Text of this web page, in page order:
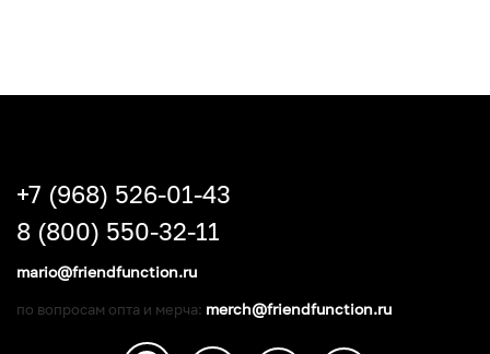
+7 (968) 526-01-43
8 (800) 550-32-11
mario@friendfunction.ru
по вопросам опта и мерча: merch@friendfunction.ru